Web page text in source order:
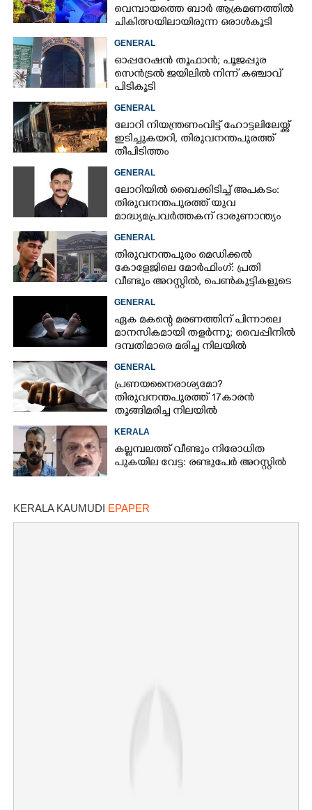
വെമ്പായത്തെ ബാർ ആക്രമണത്തിൽ
ചികിത്സയിലായിരുന്ന ഒരാൾകൂടി
മരിച്ചു
GENERAL
ഓപ്പറേഷൻ തൂഫാൻ; പൂജപ്പുര
സെൻട്രൽ ജയിലിൽ നിന്ന് കഞ്ചാവ്
പിടികൂടി
GENERAL
ലോറി നിയന്ത്രണംവിട്ട് ഹോട്ടലിലേയ്ക്ക്
ഇടിച്ചുകയറി, തിരുവനന്തപുരത്ത്
തീപിടിത്തം
GENERAL
ലോറിയിൽ ബൈക്കിടിച്ച് അപകടം:
തിരുവനന്തപുരത്ത് യുവ
മാദ്ധ്യമപ്രവർത്തകന് ദാരുണാന്ത്യം
GENERAL
തിരുവനന്തപുരം മെഡിക്കൽ
കോളേജിലെ മോർഫിംഗ്: പ്രതി
വീണ്ടും അറസ്റ്റിൽ, പെൺകുട്ടികളുടെ
ചിത്രങ്ങളെടുത്തത് ഇൻസ്റ്റഗ്രാമിൽ
നിന്ന്
GENERAL
ഏക മകന്റെ മരണത്തിന് പിന്നാലെ
മാനസികമായി തളർന്നു; വൈപ്പിനിൽ
ദമ്പതിമാരെ മരിച്ച നിലയിൽ
കണ്ടെത്തി
GENERAL
പ്രണയനെെരാശ്യമോ?
തിരുവനന്തപുരത്ത് 17കാരൻ
തൂങ്ങിമരിച്ച നിലയിൽ
KERALA
കല്ലമ്പലത്ത് വീണ്ടും നിരോധിത
പുകയില വേട്ട: രണ്ടുപേർ അറസ്റ്റിൽ
KERALA KAUMUDI EPAPER